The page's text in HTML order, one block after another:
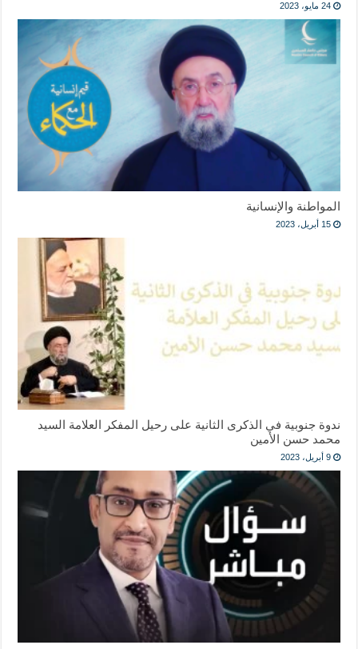
24 مايو، 2023
المواطنة والإنسانية
15 أبريل، 2023
ندوة جنوبية في الذكرى الثانية على رحيل المفكر العلامة السيد
محمد حسن الأمين
9 أبريل، 2023